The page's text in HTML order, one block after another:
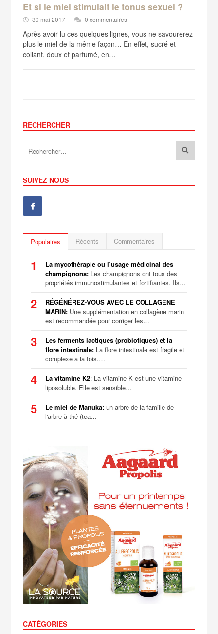
Et si le miel stimulait le tonus sexuel ?
30 mai 2017 0 commentaires
Après avoir lu ces quelques lignes, vous ne savourerez
plus le miel de la même façon… En effet, sucré et
collant, doux et parfumé, en…
RECHERCHER
SUIVEZ NOUS
Populaires Récents Commentaires
1
La mycothérapie ou l’usage médicinal des
champignons: Les champignons ont tous des
propriétés immunostimulantes et fortifiantes. Ils…
2
RÉGÉNÉREZ-VOUS AVEC LE COLLAGÈNE
MARIN: Une supplémentation en collagène marin
est recommandée pour corriger les…
3
Les ferments lactiques (probiotiques) et la
flore intestinale: La flore intestinale est fragile et
complexe à la fois.…
4 La vitamine K2: La vitamine K est une vitamine
liposoluble. Elle est sensible…
5 Le miel de Manuka: un arbre de la famille de
l'arbre à thé (tea…
CATÉGORIES